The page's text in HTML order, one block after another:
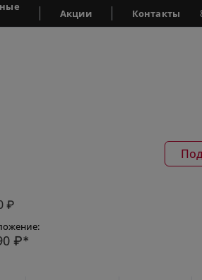
Акции Контакты
₽
₽*